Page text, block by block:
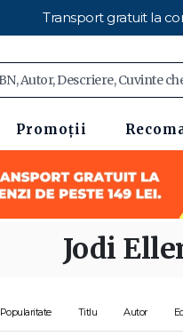
Transport gratuit la
Promoții
Jodi
Popularitate Titlu Autor